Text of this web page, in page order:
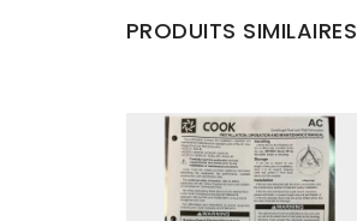
PRODUITS SIMILAIRES